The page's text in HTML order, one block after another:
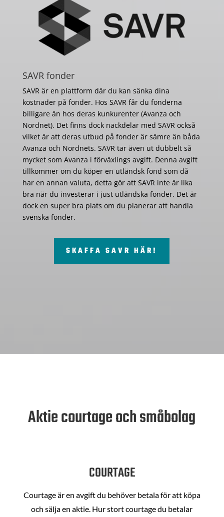
SAVR fonder
SAVR är en plattform där du kan sänka dina
kostnader på fonder. Hos SAVR får du fonderna
billigare än hos deras kunkurenter (Avanza och
Nordnet). Det finns dock nackdelar med SAVR också
vilket är att deras utbud på fonder är sämre än båda
Avanza och Nordnets. SAVR tar även ut dubbelt så
mycket som Avanza i förväxlings avgift. Denna avgift
tillkommer om du köper en utländsk fond som då
har en annan valuta, detta gör att SAVR inte är lika
bra när du investerar i just utländska fonder. Det är
dock en super bra plats om du planerar att handla
svenska fonder.
SKAFFA SAVR HÄR!
Aktie courtage och småbolag
COURTAGE
Courtage är en avgift du behöver betala för att köpa
och sälja en aktie. Hur stort courtage du betalar